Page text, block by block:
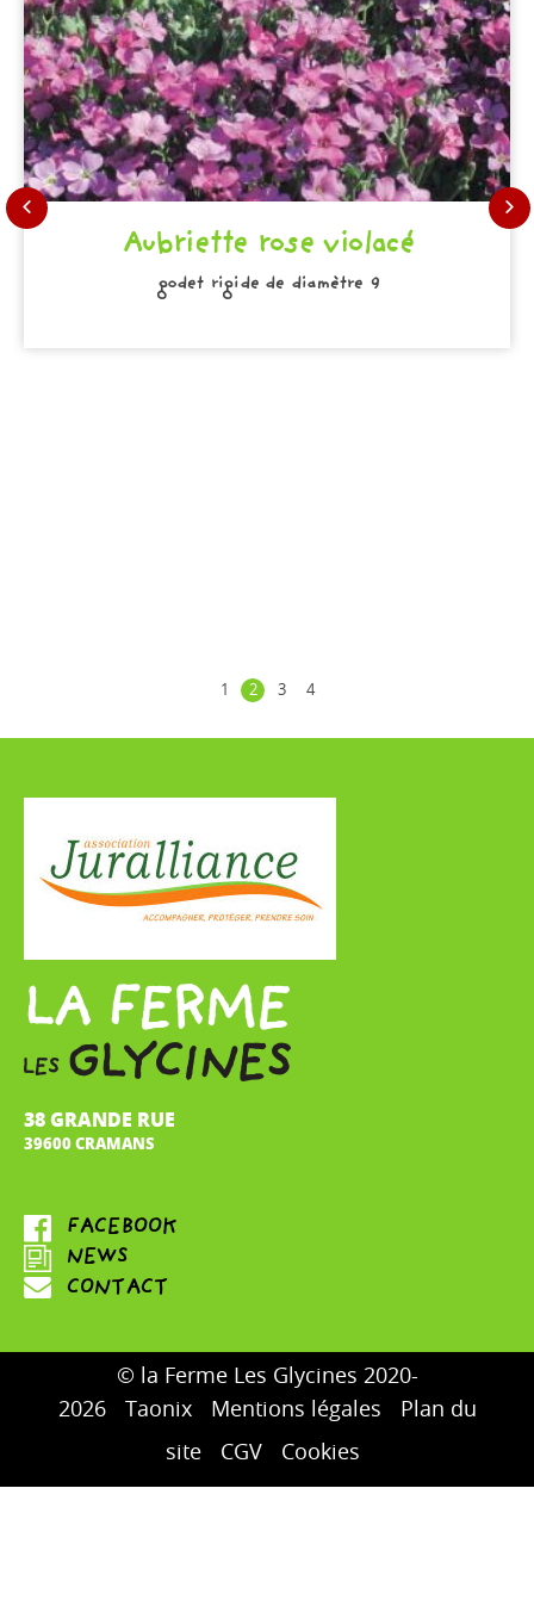
Aubriette rose violacé
godet rigide de diamètre 9
1 2 3 4
38 GRANDE RUE
39600 CRAMANS
© la Ferme Les Glycines 2020-
2026
Taonix Mentions légales
Plan du
site
CGV Cookies